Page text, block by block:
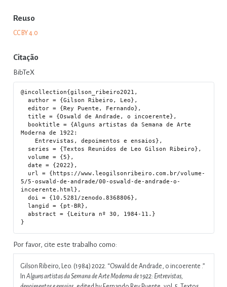
Reuso
CC BY 4.0
Citação
BibTeX
@incollection{gilson_ribeiro2021,
  author = {Gilson Ribeiro, Leo},
  editor = {Rey Puente, Fernando},
  title = {Oswald de Andrade, o incoerente},
Moderna de 1922:
  volume = {5},
  date = {2022},
5/5-oswald-de-andrade/00-oswald-de-andrade-o-
incoerente.html},
  doi = {10.5281/zenodo.8368806},
  abstract = {Leitura nº 30, 1984-11.}
Por favor, cite este trabalho como:
Gilson Ribeiro, Leo. (1984) 2022. “Oswald de Andrade, o incoerente .”
InAlguns artistas da Semana de Arte Moderna de 1922: Entrevistas,